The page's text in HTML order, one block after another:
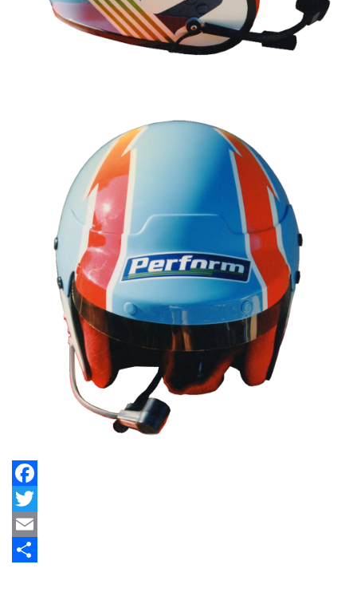
Facebook
Twitter
Email